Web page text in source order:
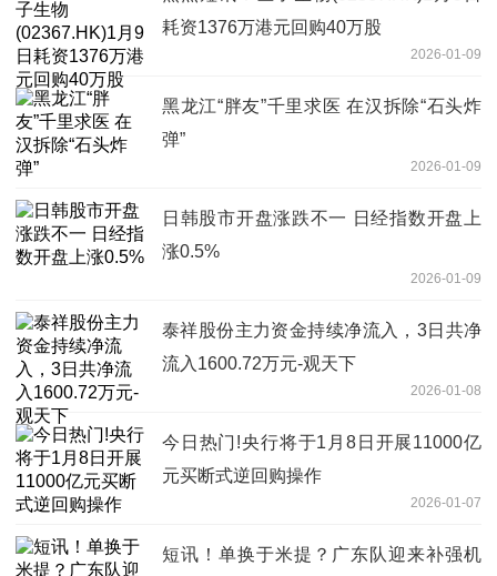
耗资1376万港元回购40万股
2026-01-09
黑龙江“胖友”千里求医 在汉拆除“石头炸
弹”
2026-01-09
日韩股市开盘涨跌不一 日经指数开盘上
涨0.5%
2026-01-09
泰祥股份主力资金持续净流入，3日共净
流入1600.72万元-观天下
2026-01-08
今日热门!央行将于1月8日开展11000亿
元买断式逆回购操作
2026-01-07
短讯！单换于米提？广东队迎来补强机